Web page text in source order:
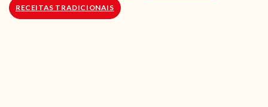
RECEITAS TRADICIONAIS